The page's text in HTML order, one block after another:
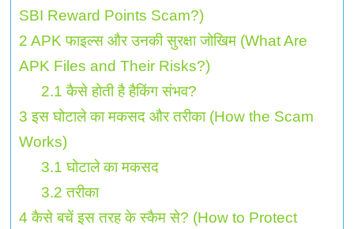
SBI Reward Points Scam?)
2 APK फाइल्स और उनकी सुरक्षा जोखिम (What Are
APK Files and Their Risks?)
2.1 कैसे होती है हैकिंग संभव?
3 इस घोटाले का मकसद और तरीका (How the Scam
Works)
3.1 घोटाले का मकसद
3.2 तरीका
4 कैसे बचें इस तरह के स्कैम से? (How to Protect